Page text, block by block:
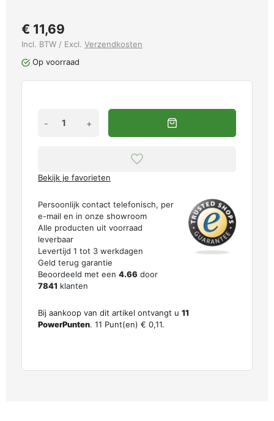
€ 11,69
Incl. BTW / Excl. Verzendkosten
Op voorraad
- +
Bekijk je favorieten
Persoonlijk contact telefonisch, per
e-mail en in onze showroom
Alle producten uit voorraad
leverbaar
Levertijd 1 tot 3 werkdagen
Geld terug garantie
Beoordeeld met een 4.66 door
7841 klanten
Bij aankoop van dit artikel ontvangt u 11
PowerPunten. 11 Punt(en) € 0,11.